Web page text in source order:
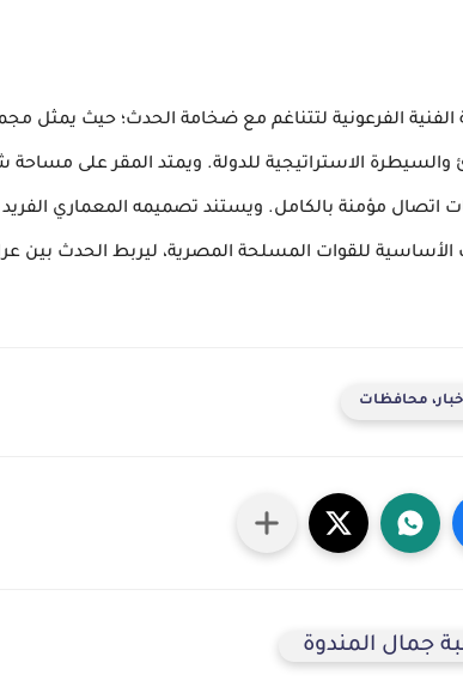
الفرعونية لتتناغم مع ضخامة الحدث؛ حيث يمثل
والسيطرة الاستراتيجية للدولة. ويمتد المقر على
اتصال مؤمنة بالكامل. ويستند تصميمه المعماري الفريد
الأساسية للقوات المسلحة المصرية، ليربط الحدث بين
محافظات
جمال المندوة